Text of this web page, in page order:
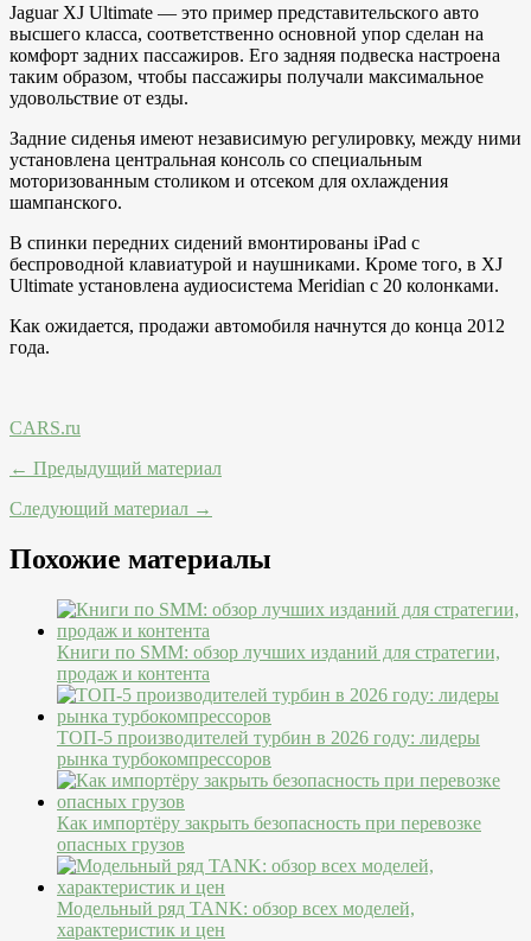
Jaguar XJ Ultimate — это пример представительского авто
высшего класса, соответственно основной упор сделан на
комфорт задних пассажиров. Его задняя подвеска настроена
таким образом, чтобы пассажиры получали максимальное
удовольствие от езды.
Задние сиденья имеют независимую регулировку, между ними
установлена центральная консоль со специальным
моторизованным столиком и отсеком для охлаждения
шампанского.
В спинки передних сидений вмонтированы iPad с
беспроводной клавиатурой и наушниками. Кроме того, в XJ
Ultimate установлена аудиосистема Meridian с 20 колонками.
Как ожидается, продажи автомобиля начнутся до конца 2012
года.
CARS.ru
← Предыдущий материал
Следующий материал →
Похожие материалы
Книги по SMM: обзор лучших изданий для стратегии,
продаж и контента
ТОП-5 производителей турбин в 2026 году: лидеры
рынка турбокомпрессоров
Как импортёру закрыть безопасность при перевозке
опасных грузов
Модельный ряд TANK: обзор всех моделей,
характеристик и цен